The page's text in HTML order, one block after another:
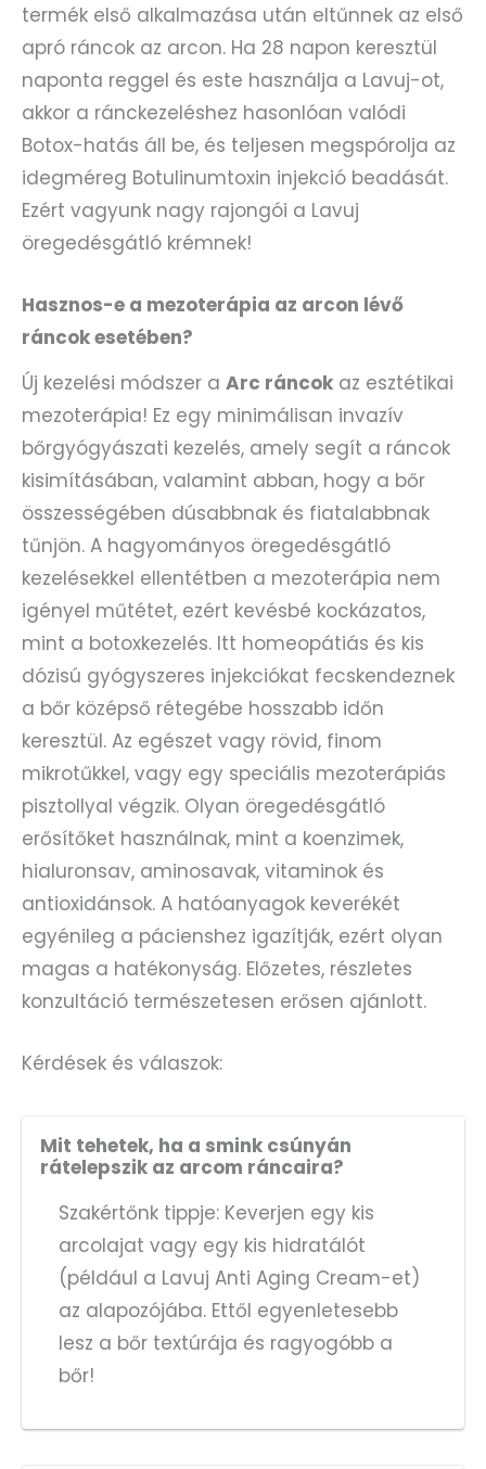
termék első alkalmazása után eltűnnek az első
apró ráncok az arcon. Ha 28 napon keresztül
naponta reggel és este használja a Lavuj-ot,
akkor a ránckezeléshez hasonlóan valódi
Botox-hatás áll be, és teljesen megspórolja az
idegméreg Botulinumtoxin injekció beadását.
Ezért vagyunk nagy rajongói a Lavuj
öregedésgátló krémnek!
Hasznos-e a mezoterápia az arcon lévő
ráncok esetében?
Új kezelési módszer a Arc ráncok az esztétikai
mezoterápia! Ez egy minimálisan invazív
bőrgyógyászati kezelés, amely segít a ráncok
kisimításában, valamint abban, hogy a bőr
összességében dúsabbnak és fiatalabbnak
tűnjön. A hagyományos öregedésgátló
kezelésekkel ellentétben a mezoterápia nem
igényel műtétet, ezért kevésbé kockázatos,
mint a botoxkezelés. Itt homeopátiás és kis
dózisú gyógyszeres injekciókat fecskendeznek
a bőr középső rétegébe hosszabb időn
keresztül. Az egészet vagy rövid, finom
mikrotűkkel, vagy egy speciális mezoterápiás
pisztollyal végzik. Olyan öregedésgátló
erősítőket használnak, mint a koenzimek,
hialuronsav, aminosavak, vitaminok és
antioxidánsok. A hatóanyagok keverékét
egyénileg a pácienshez igazítják, ezért olyan
magas a hatékonyság. Előzetes, részletes
konzultáció természetesen erősen ajánlott.
Kérdések és válaszok:
Mit tehetek, ha a smink csúnyán
rátelepszik az arcom ráncaira?
Szakértőnk tippje: Keverjen egy kis
arcolajat vagy egy kis hidratálót
(például a Lavuj Anti Aging Cream-et)
az alapozójába. Ettől egyenletesebb
lesz a bőr textúrája és ragyogóbb a
bőr!